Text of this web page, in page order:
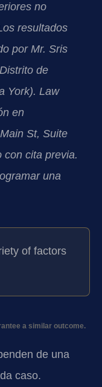
no
resultados
por Mr. Sris
de
York). Law
en
St, Suite
con cita previa.
una
of factors
a similar outcome.
de una
caso.